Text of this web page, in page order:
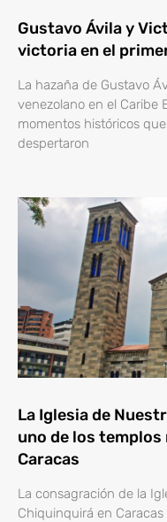
Gustavo Ávila y
victoria en el
La hazaña de Gustavo
venezolano en el Caribe
momentos históricos
despertaron
La Iglesia de
uno de los
Caracas
La consagración de la
Chiquinquirá en